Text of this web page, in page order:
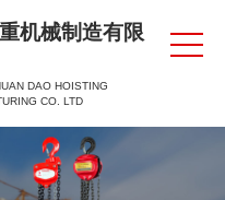
机械制造有限
DAO HOISTING
CO. LTD